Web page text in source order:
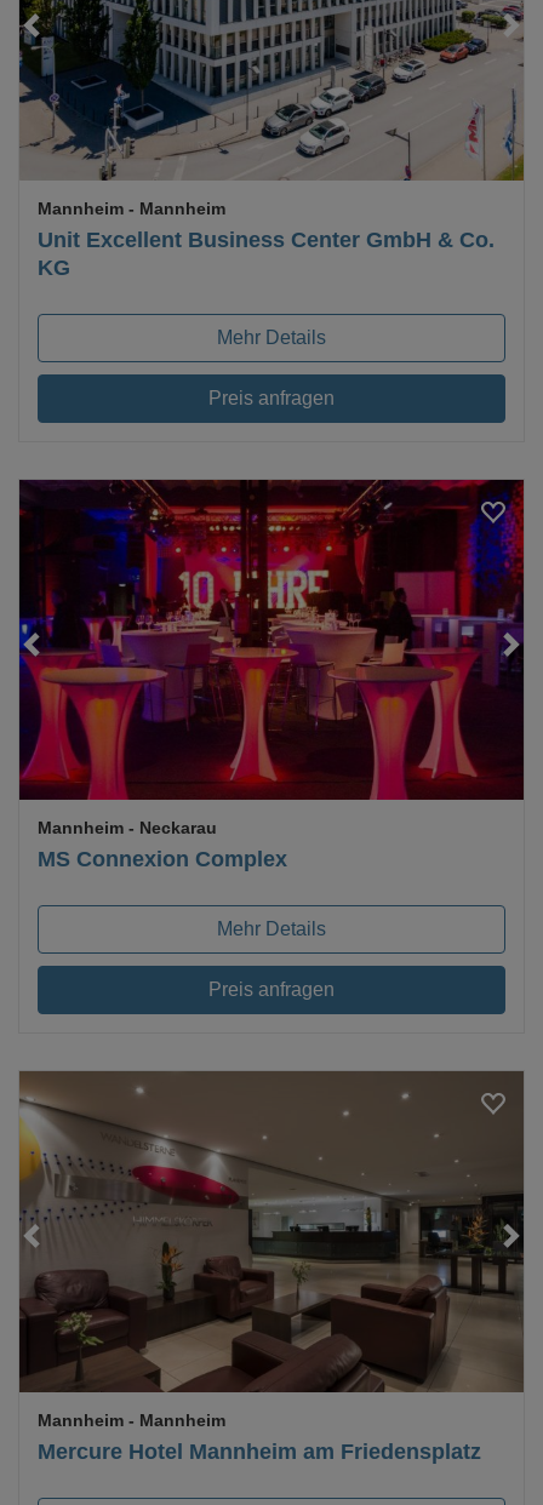
Loading...
Unit Excellent Business Center GmbH & Co.
KG
Mannheim - Mannheim
Mehr Details
Preis anfragen
Loading...
MS Connexion Complex
Mannheim - Neckarau
Mehr Details
Preis anfragen
Loading...
Mercure Hotel Mannheim am Friedensplatz
Mannheim - Mannheim